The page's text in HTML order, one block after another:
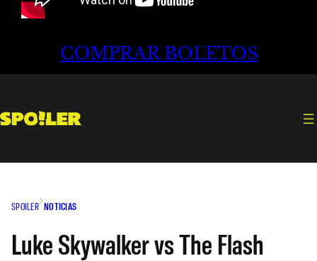
COMPRAR BOLETOS
SPOILER NOTICIAS
Luke Skywalker vs The Flash